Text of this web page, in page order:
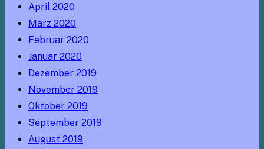
April 2020
März 2020
Februar 2020
Januar 2020
Dezember 2019
November 2019
Oktober 2019
September 2019
August 2019